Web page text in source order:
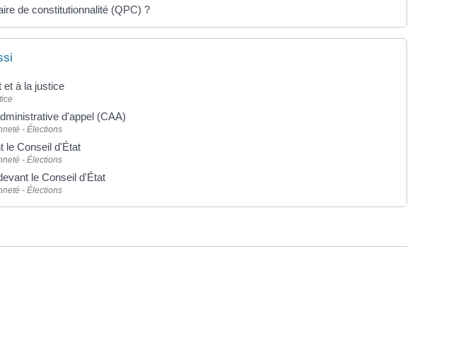
de constitutionnalité (QPC) ?
et à la justice
d'appel (CAA)
- Élections
le Conseil d'État
- Élections
le Conseil d'État
- Élections